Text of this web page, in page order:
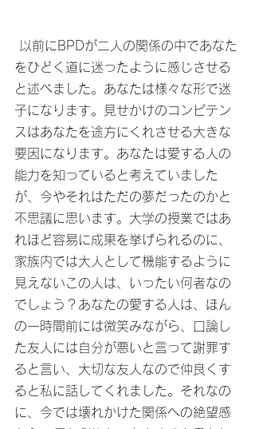
をひどく道に迷ったように感じさせる
と述べました。あなたは様々な形で迷
子になります。見せかけのコンピテン
スはあなたを途方にくれさせる大きな
要因になります。あなたは愛する人の
能力を知っていると考えていました
が、今やそれはただの夢だったのかと
不思議に思います。大学の授業ではあ
れほど容易に成果を挙げられるのに、
家族内では大人として機能するように
見えないこの人は、いったい何者なの
でしょう？あなたの愛する人は、ほん
の一時間前には微笑みながら、口論し
た友人には自分が悪いと言って謝罪す
ると言い、大切な友人なので仲良くす
ると私に話してくれました。それなの
に、今では壊れかけた関係への絶望感